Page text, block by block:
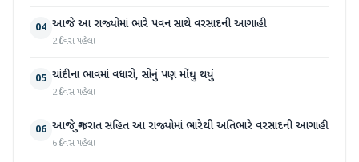
04 આજે આ રાજ્યોમાં ભારે પવન સાથે વરસાદની આગાહી
2 દિવસ પહેલા
05 ચાંદીના ભાવમાં વધારો, સોનું પણ મોંઘુ થયું
2 દિવસ પહેલા
06 આજે ગુજરાત સહિત આ રાજ્યોમાં ભારેથી અતિભારે વરસાદની આગાહી
6 દિવસ પહેલા